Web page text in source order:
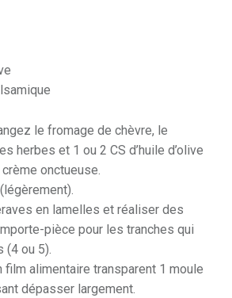
le fromage de chèvre, le
herbes et 1 ou 2 CS d’huile d’olive
onctueuse.
en lamelles et réaliser des
pièce pour les tranches qui
ou 5).
film alimentaire transparent 1 moule
dépasser largement.